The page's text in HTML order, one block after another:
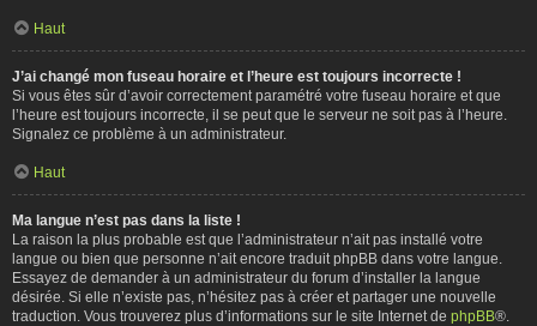
Haut
J’ai changé mon fuseau horaire et l’heure est toujours incorrecte !
Si vous êtes sûr d’avoir correctement paramétré votre fuseau horaire et que
l’heure est toujours incorrecte, il se peut que le serveur ne soit pas à l’heure.
Signalez ce problème à un administrateur.
Haut
Ma langue n’est pas dans la liste !
La raison la plus probable est que l’administrateur n’ait pas installé votre
langue ou bien que personne n’ait encore traduit phpBB dans votre langue.
Essayez de demander à un administrateur du forum d’installer la langue
désirée. Si elle n’existe pas, n’hésitez pas à créer et partager une nouvelle
traduction. Vous trouverez plus d’informations sur le site Internet de phpBB®.